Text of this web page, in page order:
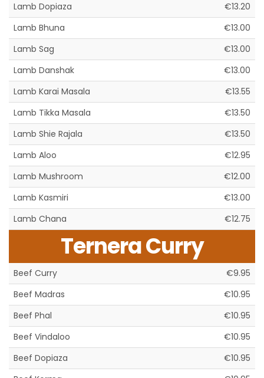
Lamb Dopiaza
€13.20
Lamb Bhuna
€13.00
Lamb Sag
€13.00
Lamb Danshak
€13.00
Lamb Karai Masala
€13.55
Lamb Tikka Masala
€13.50
Lamb Shie Rajala
€13.50
Lamb Aloo
€12.95
Lamb Mushroom
€12.00
Lamb Kasmiri
€13.00
Lamb Chana
€12.75
Ternera Curry
Beef Curry
€9.95
Beef Madras
€10.95
Beef Phal
€10.95
Beef Vindaloo
€10.95
Beef Dopiaza
€10.95